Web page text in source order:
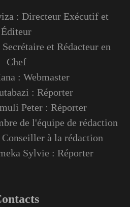
: Directeur Exécutif et
Éditeur
et Rédacteur en
Chef
: Webmaster
: Réporter
Peter : Réporter
de l'équipe de rédaction
à la rédaction
Sylvie : Réporter